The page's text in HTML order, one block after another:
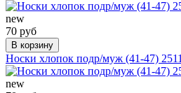
new
70 руб
В корзину
Носки хлопок подр/муж (41-47)
new